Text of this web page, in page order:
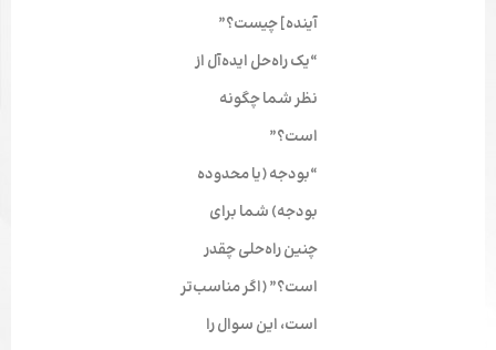
آینده] چیست؟”
“یک راه‌حل ایده‌آل از
نظر شما چگونه
است؟”
“بودجه (یا محدوده
بودجه) شما برای
چنین راه‌حلی چقدر
است؟” (اگر مناسب‌تر
است، این سوال را